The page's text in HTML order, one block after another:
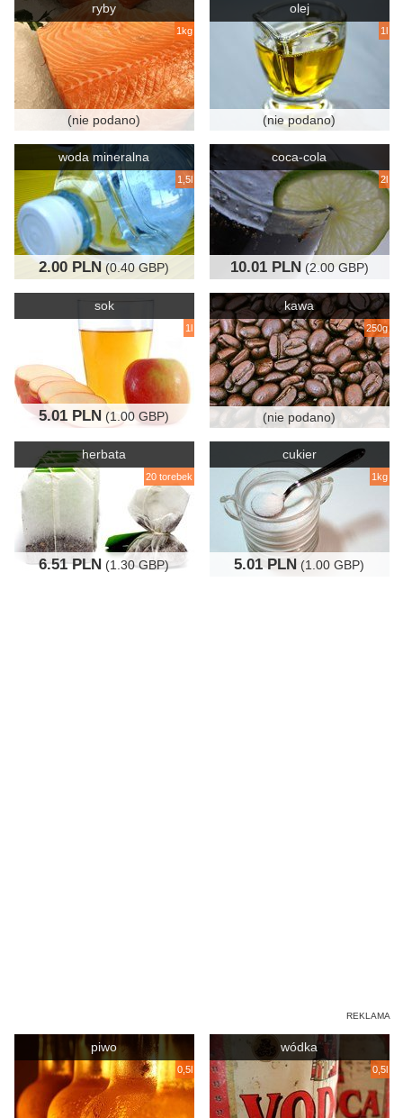
ryby
1kg
(nie podano)
olej
1l
(nie podano)
woda mineralna
1,5l
2.00 PLN (0.40 GBP)
coca-cola
2l
10.01 PLN (2.00 GBP)
sok
1l
5.01 PLN (1.00 GBP)
kawa
250g
(nie podano)
herbata
20 torebek
6.51 PLN (1.30 GBP)
cukier
1kg
5.01 PLN (1.00 GBP)
piwo
0,5l
wódka
0,5l